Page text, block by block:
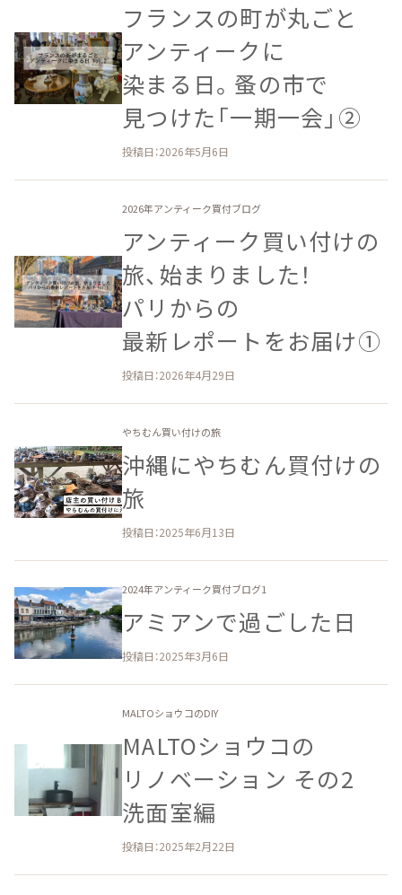
フランスの​町が​丸ごと​
アンティークに​
染まる日。​蚤の​市で​
見つけた​「一期一会」​②
投稿日：2026年5月6日
2026年アンティーク買付ブログ
アンティーク買い付けの​
旅、​始まりました！​
パリからの​
最新レポートを​お届け①
投稿日：2026年4月29日
やちむん買い付けの旅
沖縄に​やちむん買付けの​
旅
投稿日：2025年6月13日
2024年アンティーク買付ブログ1
アミアンで​過ごした​日
投稿日：2025年3月6日
MALTOショウコのDIY
MALTOショウコの​
リノベーション ​その​2
洗面室編
投稿日：2025年2月22日